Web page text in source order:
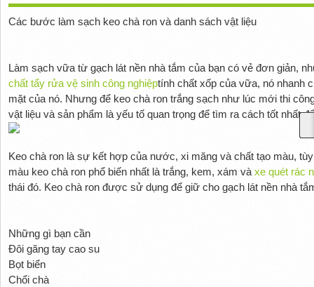
Các bước làm sạch keo chà ron và danh sách vật liệu
Làm sạch vữa từ gạch lát nền nhà tắm của bạn có vẻ đơn giản,
chất tẩy rửa vệ sinh công nghiệptính chất xốp của vữa, nó nhanh
mặt của nó. Nhưng để keo chà ron trắng sạch như lúc mới thi
vật liệu và sản phẩm là yếu tố quan trọng để tìm ra cách tốt nhất
Keo chà ron là sự kết hợp của nước, xi măng và chất tạo màu,
màu keo chà ron phổ biến nhất là trắng, kem, xám và xe quét rác
thái đó. Keo chà ron được sử dụng để giữ cho gạch lát nền nhà
Những gì bạn cần
Đôi găng tay cao su
Bọt biển
Chổi chà